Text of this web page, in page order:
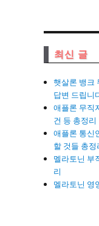
최신 글
햇살론 뱅크
답변 드립니
애플론 무직
건 등 총정리
애플론 통신
할 것들 총정
멜라토닌 부
리
멜라토닌 영